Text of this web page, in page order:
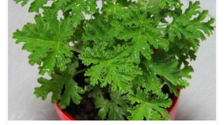
這篇星羅貓文章提供詳細的地址、交通方式、營業時間
和門票價格，並包含個人真實體驗與常見問題解答，幫
助您輕鬆規劃訪程。無論是第一次去還是老顧客，都能
找到實用資訊，包括如何與貓咪互動、消費建議和週邊
推薦，讓您的星羅貓之旅更加完美。
發布日期：2025-11-06